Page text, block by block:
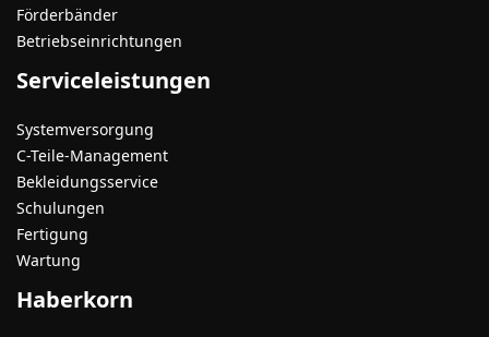
Förderbänder
Betriebseinrichtungen
Serviceleistungen
Systemversorgung
C-Teile-Management
Bekleidungsservice
Schulungen
Fertigung
Wartung
Haberkorn